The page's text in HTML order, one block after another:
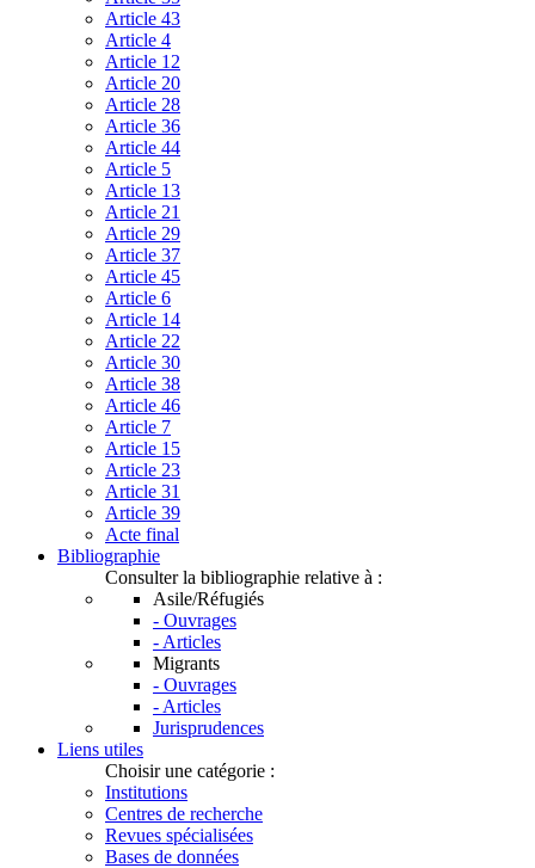
Article 43
Article 4
Article 12
Article 20
Article 28
Article 36
Article 44
Article 5
Article 13
Article 21
Article 29
Article 37
Article 45
Article 6
Article 14
Article 22
Article 30
Article 38
Article 46
Article 7
Article 15
Article 23
Article 31
Article 39
Acte final
Bibliographie
Consulter la bibliographie relative à :
Asile/Réfugiés
- Ouvrages
- Articles
Migrants
- Ouvrages
- Articles
Jurisprudences
Liens utiles
Choisir une catégorie :
Institutions
Centres de recherche
Revues spécialisées
Bases de données